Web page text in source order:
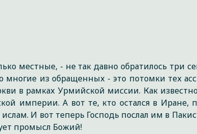
местные, - не так давно обратилось три
многие из обращенных - это потомки тех
в рамках Урмийской миссии. Как
империи. А вот те, кто остался в Иране,
И вот теперь Господь послал им в
промысл Божий!